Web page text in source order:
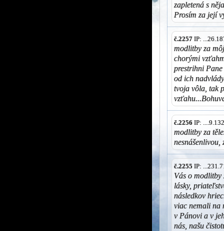
zapletená s
Prosím za její
č.2257 IP:
modlitby za
chorými
prestrihni
od ich
tvoja vôla, tak
č.2256 IP:
modlitby za
č.2255 IP:
Vás o modlitby
lásky,
následkov
viac nemali na
v Pánovi a v
nás, našu